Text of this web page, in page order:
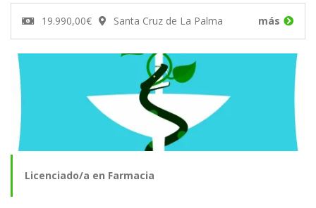
19.990,00€ Santa Cruz de La Palma más
Licenciado/a en Farmacia